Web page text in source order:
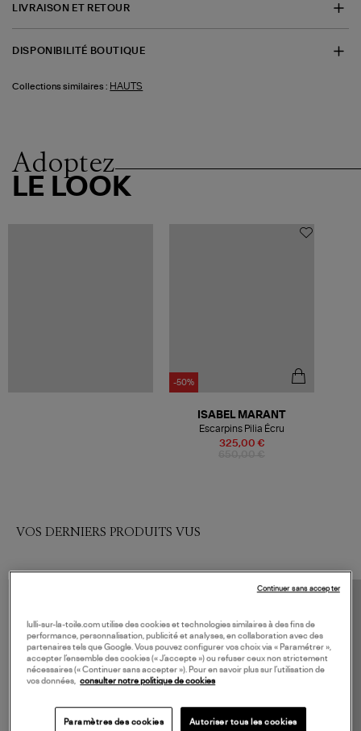
LIVRAISON ET RETOUR
DISPONIBILITÉ BOUTIQUE
Collections similaires : HAUTS
Adoptez
LE LOOK
-50%
325,00 €
ISABEL MARANT
Escarpins Pilia Écru
VOS DERNIERS PRODUITS VUS
lulli-sur-la-toile.com utilise des cookies et technologies similaires à des fins de
performance, personnalisation, publicité et analyses, en collaboration avec des
partenaires tels que Google. Vous pouvez configurer vos choix via « Paramétrer »,
accepter l’ensemble des cookies (« J’accepte ») ou refuser ceux non strictement
nécessaires (« Continuer sans accepter »). Pour en savoir plus sur l’utilisation de
vos données,
consulter notre politique de cookies
Paramètres des cookies Autoriser tous les cookies
Continuer sans accepter